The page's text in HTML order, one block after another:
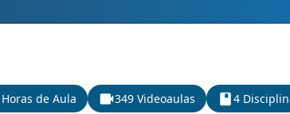
de Aula 349 Videoaulas 4